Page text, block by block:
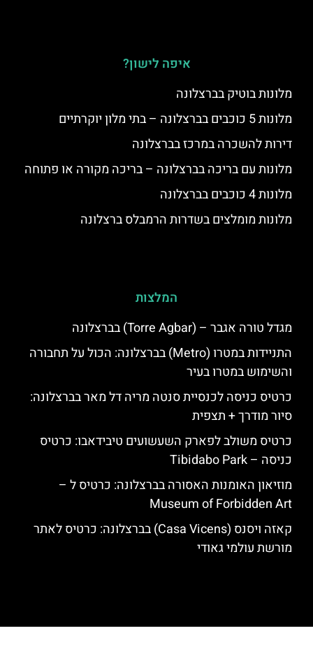
איפה לישון?
מלונות בוטיק בברצלונה
מלונות 5 כוכבים בברצלונה – בתי מלון יוקרתיים
דירות להשכרה במרכז בברצלונה
מלונות עם בריכה בברצלונה – בריכה מקורה או פתוחה
מלונות 4 כוכבים בברצלונה
מלונות מומלצים בשדרות הרמבלס ברצלונה
המלצות
מגדל טורה אגבר – (‪Torre Agbar‬) בברצלונה
התניידות במטרו (Metro) בברצלונה: הכול על תחבורה
והשימוש במטרו בעיר
כרטיס כניסה לכנסיית סנטה מריה דל מאר בברצלונה:
סיור מודרך + תצפית
כרטיס משולב לפארק השעשועים טיבידאבו: כרטיס
כניסה – Tibidabo Park
מוזיאון האומנות האסורה בברצלונה: כרטיס ל –
Museum of Forbidden Art
קאזה ויסנס (Casa Vicens) בברצלונה: כרטיס לאתר
מורשת עולמי גאודי